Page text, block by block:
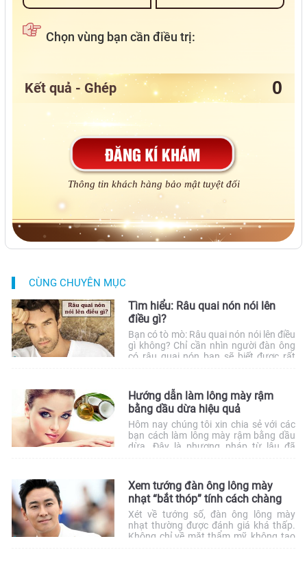
Chọn vùng bạn cần điều trị:
Kết quả - Ghép
Thông tin khách hàng bảo mật tuyệt đối
CÙNG CHUYÊN MỤC
Tìm hiểu: Râu quai nón nói lên
điều gì?
Bạn có tò mò: Râu quai nón nói lên điều
gì không? Chỉ cần nhìn người đàn ông
có râu quai nón bạn sẽ biết được rất
Bộ râu luôn là sự hãnh diện của nam
giới. Đàn ông […]
Hướng dẫn làm lông mày rậm
bằng dầu dừa hiệu quả
Hôm nay chúng tôi xin chia sẻ với các
bạn cách làm lông mày rậm bằng dầu
dừa. Đây là phương pháp từ lâu đã
lại có công dụng tuyệt vời như vậy,
cùng tìm hiểu cách […]
Xem tướng đàn ông lông mày
nhạt “bắt thóp” tính cách chàng
Xét về tướng số, đàn ông lông mày
nhạt thường được đánh giá khá thấp.
Không chỉ về mặt thẩm mỹ, không tạo